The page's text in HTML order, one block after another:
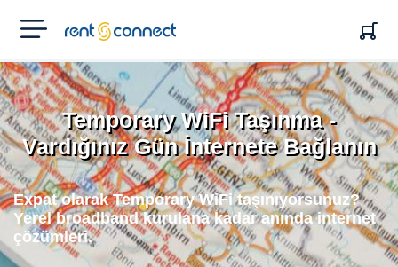
RENT'N
CONNECT
Temporary WiFi Taşınma -
Vardığınız Gün İnternete Bağlanın
Expat olarak Temporary WiFi taşınıyorsunuz?
Yerel broadband kurulana kadar anında internet
çözümleri.